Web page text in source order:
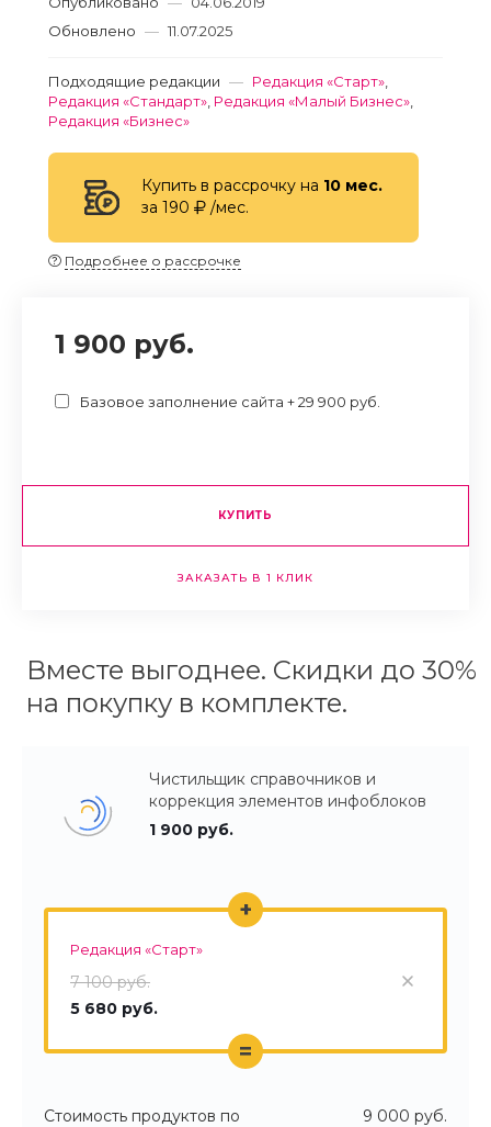
Обновлено — 11.07.2025
Подходящие редакции — Редакция «Старт»
Редакция «Стандарт» Редакция «Малый Бизнес»
Редакция «Бизнес»
Купить в рассрочку на 10 мес.
за 190
/мес.
Подробнее о рассрочке
1 900 руб.
Базовое заполнение сайта + 29 900 руб.
КУПИТЬ
ЗАКАЗАТЬ В 1 КЛИК
Вместе выгоднее. Скидки до 30%
на покупку в комплекте.
Чистильщик справочников и
коррекция элементов инфоблоков
1 900 руб.
Редакция «Старт»
7 100 руб.
5 680 руб.
+
=
Стоимость продуктов по
9 000 руб.